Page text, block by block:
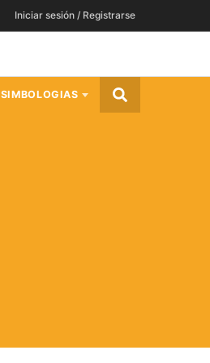
Iniciar sesión / Registrarse
SIMBOLOGIAS